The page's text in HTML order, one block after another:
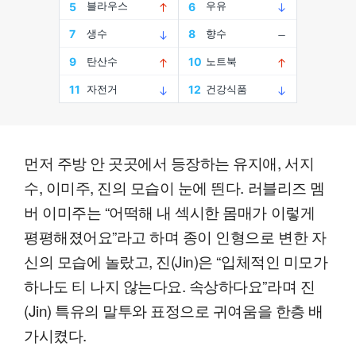
먼저 주방 안 곳곳에서 등장하는 유지애, 서지
수, 이미주, 진의 모습이 눈에 띈다. 러블리즈 멤
버 이미주는 “어떡해 내 섹시한 몸매가 이렇게
평평해졌어요”라고 하며 종이 인형으로 변한 자
신의 모습에 놀랐고, 진(Jin)은 “입체적인 미모가
하나도 티 나지 않는다요. 속상하다요”라며 진
(Jin) 특유의 말투와 표정으로 귀여움을 한층 배
가시켰다.